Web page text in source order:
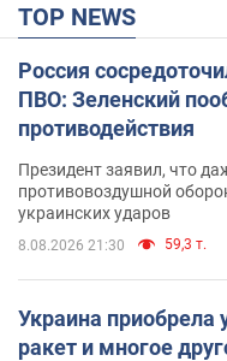
TOP NEWS
Россия
ПВО: Зеленский
противодействия
Президент заявил, что
противовоздушной
украинских ударов
8.08.2026 21:30 59,3 т.
Украина приобрела
ракет и многое